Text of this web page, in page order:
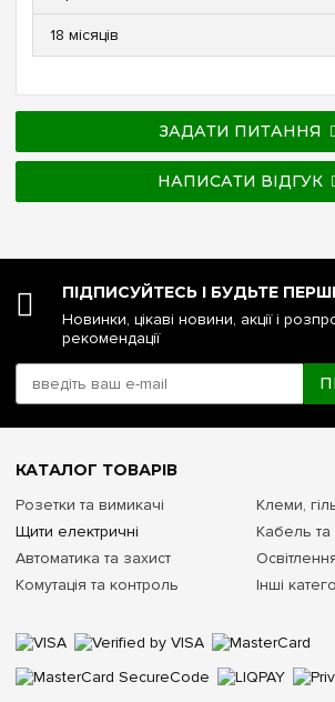
18 місяців
ЗАДАТИ ПИТАННЯ
НАПИСАТИ ВІДГУК
ПІДПИСУЙТЕСЬ І БУДЬТЕ
Новинки, цікаві новини, акції і
рекомендації
КАТАЛОГ ТОВАРІВ
Розетки та вимикачі
Щити електричні
Автоматика та захист
Комутація та контроль
Клеми,
Кабель
Інші